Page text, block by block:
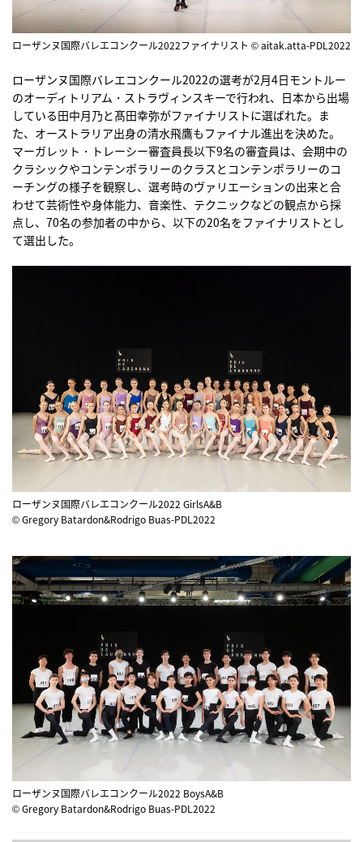
ローザンヌ国際バレエコンクール2022ファイナリスト © aitak.atta-PDL2022
ローザンヌ国際バレエコンクール2022の選考が2月4日モントルー
のオーディトリアム・ストラヴィンスキーで行われ、日本から出場
している田中月乃と髙田幸弥がファイナリストに選ばれた。ま
た、オーストラリア出身の清水飛鷹もファイナル進出を決めた。
マーガレット・トレーシー審査員長以下9名の審査員は、会期中の
クラシックやコンテンポラリーのクラスとコンテンポラリーのコ
ーチングの様子を観察し、選考時のヴァリエーションの出来と合
わせて芸術性や身体能力、音楽性、テクニックなどの観点から採
点し、70名の参加者の中から、以下の20名をファイナリストとし
て選出した。
ローザンヌ国際バレエコンクール2022 GirlsA&B
© Gregory Batardon&Rodrigo Buas-PDL2022
ローザンヌ国際バレエコンクール2022 BoysA&B
© Gregory Batardon&Rodrigo Buas-PDL2022